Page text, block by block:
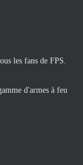
les fans de FPS.
d'armes à feu